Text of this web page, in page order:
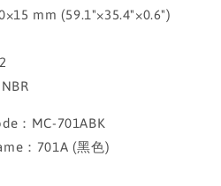
mm (59.1"×35.4"×0.6")
：MC-701ABK
：701A (黑色)